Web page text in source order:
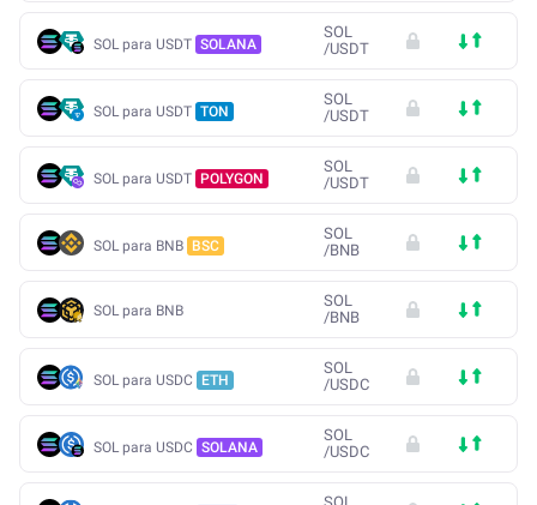
SOL para USDT SOLANA
SOL
/USDT
SOL para USDT TON
SOL
/USDT
SOL para USDT POLYGON
SOL
/USDT
SOL para BNB BSC
SOL
/BNB
SOL para BNB
SOL
/BNB
SOL para USDC ETH
SOL
/USDC
SOL para USDC SOLANA
SOL
/USDC